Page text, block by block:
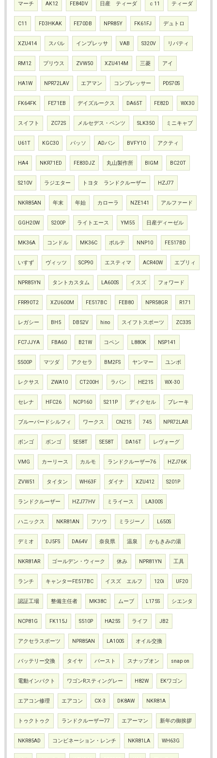
マーチ AK12 FE84DV 日産 ティーダ ｃ11 ティーダ
C11 FD3HKAK FE70DB NPR85Y FK61FJ デュトロ
XZU414 スバル インプレッサ VAB S320V リバティ
RM12 プリウス ZVW50 XZU414M 三菱 アイ
HA1W NPR72LAV エアマン コンプレッサー PDS70S
FK64FK FE71EB デイズルークス DA65T FE82D WX30
スイフト ZC72S メルセデス・ベンツ SLK350 ミニキャブ
U61T KGC30 パッソ ADバン BVFY10 アクティ
HA4 NKR71ED FE83DJZ 丸山製作所 BIGM BC20T
S210V ラジエター トヨタ ランドクルーザー HZJ77
NKR85AN 年末 年始 カローラ NZE141 アルファード
GGH20W S200P ライトエース YM55 日産ディーゼル
MK36A コンドル MK36C ポルテ NNP10 FE517BD
いすず ヴィッツ SCP90 エスティマ ACR40W エブリィ
NPR85YN タントカスタム LA600S イスズ フォワード
FRR90T2 XZU600M FE517BC FEB80 NPR58GR R171
レガシー BH5 DB52V hino スイフトスポーツ ZC33S
FC7JJYA FBA60 B21W コペン L880K NSP141
S500P マツダ アクセラ BM2FS ヤンマー ユンボ
レクサス ZWA10 CT200H ラパン HE21S WX-30
セレナ HFC26 NCP160 S211P ディクセル ブレーキ
ブルーバードシルフィ ワークス CN21S 745 NPR72LAR
ボンゴ ボンゴ SE58T SE58T DA16T レヴォーグ
VMG カーリース カルモ ランドクルーザー76 HZJ76K
ZVW51 タイタン WH63F ダイナ XZU412 S201P
ランドクルーザー HZJ77HV ミライース LA300S
ハニックス NKR81AN フソウ ミラジーノ L650S
デミオ DJ5FS DA64V 奈良県 温泉 かもきみの湯
NKR81AR ゴールデン・ウィーク 休み NPR81YN 工具
ランチ キャンターFE517BC イスズ エルフ 120i UF20
認証工場 整備主任者 MK38C ムーブ L175S シエンタ
NCP81G FK115J S510P HA25S ライフ JB2
アクセラスポーツ NPR85AN LA100S オイル交換
バッテリー交換 タイヤ バースト スナップオン snap on
電動インパクト ワゴンRスティングレー H82W EKワゴン
エアコン修理 エアコン CX-3 DK8AW NKR81A
トゥクトゥク ランドクルーザー77 エアーマン 新年の御挨拶
NKR85AD コンビネーション・レンチ NKR81LA WH63G